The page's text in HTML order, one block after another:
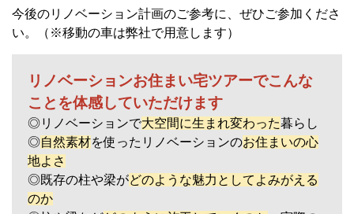
今後のリノベーション計画のご参考に、ぜひご参加くださ
い。（※移動の車は弊社で用意します）
リノベーションお住まい宅ツアーでこんな
ことを体感していただけます
◎リノベーションで大空間に生まれ変わった暮らし
◎自然素材を使ったリノベーションのお住まいの心
地よさ
◎既存の柱や梁がどのような魅力としてよみがえる
のか